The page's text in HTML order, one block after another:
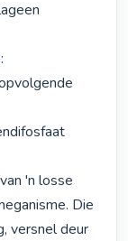
'n losse
Die
versnel deur